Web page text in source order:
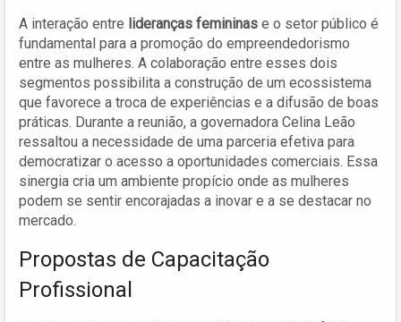
A interação entre lideranças femininas e o setor público é
fundamental para a promoção do empreendedorismo
entre as mulheres. A colaboração entre esses dois
segmentos possibilita a construção de um ecossistema
que favorece a troca de experiências e a difusão de boas
práticas. Durante a reunião, a governadora Celina Leão
ressaltou a necessidade de uma parceria efetiva para
democratizar o acesso a oportunidades comerciais. Essa
sinergia cria um ambiente propício onde as mulheres
podem se sentir encorajadas a inovar e a se destacar no
mercado.
Propostas de Capacitação
Profissional